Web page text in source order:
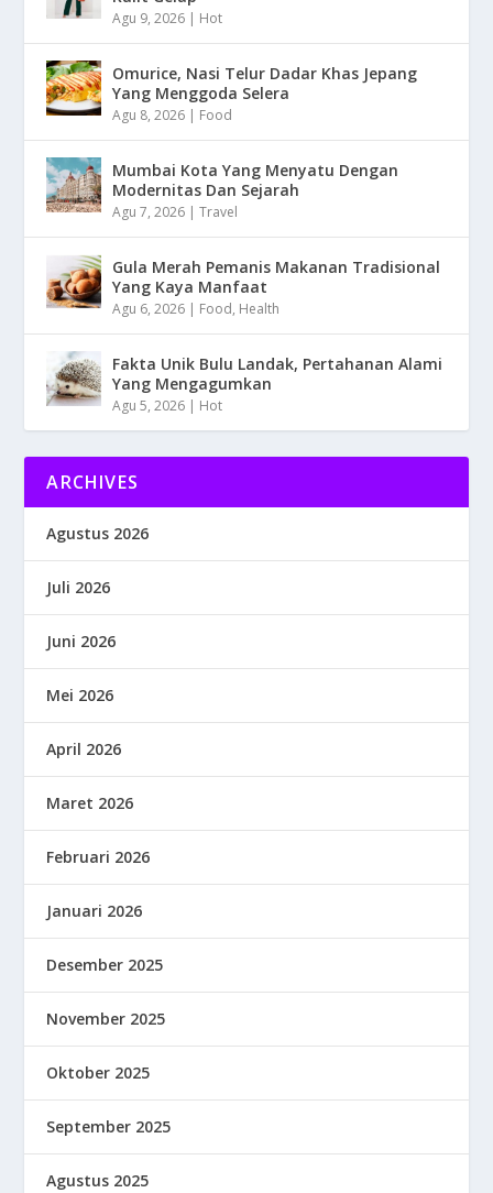
Agu 9, 2026 | Hot
Omurice, Nasi Telur Dadar Khas Jepang
Yang Menggoda Selera
Agu 8, 2026 | Food
Mumbai Kota Yang Menyatu Dengan
Modernitas Dan Sejarah
Agu 7, 2026 |Travel
Gula Merah Pemanis Makanan Tradisional
Yang Kaya Manfaat
Agu 6, 2026 | Food, Health
Fakta Unik Bulu Landak, Pertahanan Alami
Yang Mengagumkan
Agu 5, 2026 | Hot
ARCHIVES
Agustus 2026
Juli 2026
Juni 2026
Mei 2026
April 2026
Maret 2026
Februari 2026
Januari 2026
Desember 2025
November 2025
Oktober 2025
September 2025
Agustus 2025